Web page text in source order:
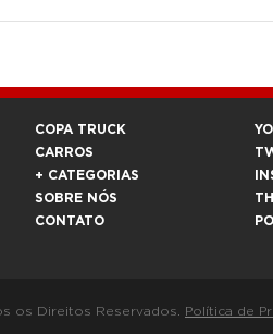
COPA TRUCK
CARROS
+ CATEGORIAS
SOBRE NÓS
CONTATO
os Direitos Reservados. Política de